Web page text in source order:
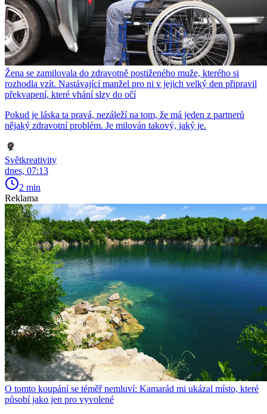
Žena se zamilovala do zdravotně postiženého muže, kterého si
rozhodla vzít. Nastávající manžel pro ni v jejich velký den připravil
překvapení, které vhání slzy do očí
Pokud je láska ta pravá, nezáleží na tom, že má jeden z partnerů
nějaký zdravotní problém. Je milován takový, jaký je.
Světkreativity
dnes, 07:13
2 min
Reklama
O tomto koupání se téměř nemluví: Kamarád mi ukázal místo, které
působí jako jen pro vyvolené